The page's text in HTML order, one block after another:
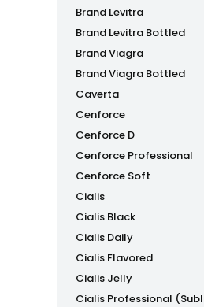
Brand Levitra
Brand Levitra Bottled
Brand Viagra
Brand Viagra Bottled
Caverta
Cenforce
Cenforce D
Cenforce Professional
Cenforce Soft
Cialis
Cialis Black
Cialis Daily
Cialis Flavored
Cialis Jelly
Cialis Professional